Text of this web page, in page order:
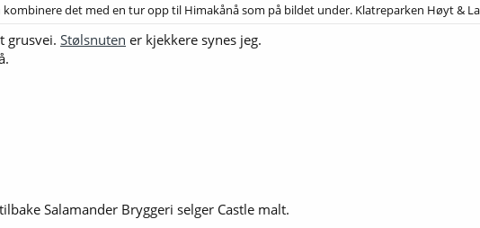
det med en tur opp til Himakånå som på bildet under. Klatreparken Høyt &
grusvei. Stølsnuten er kjekkere synes jeg.
Salamander Bryggeri selger Castle malt.